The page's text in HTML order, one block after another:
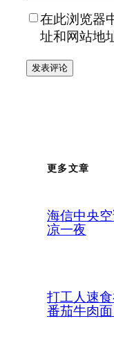
在此浏览器
址和网站地
更多文章
海信中央
凉一夜
打工人速
番茄牛肉面